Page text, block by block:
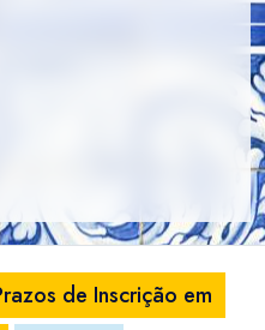
de Inscrição em